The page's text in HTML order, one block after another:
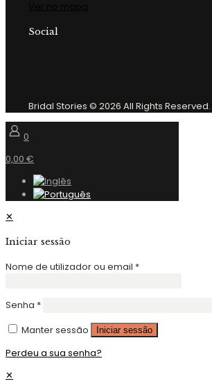
Social
Bridal Stories © 2026 All Rights Reserved.
0
0,00 €
✕
Iniciar sessão
Nome de utilizador ou email *
Senha *
Manter sessão
Iniciar sessão
Perdeu a sua senha?
✕